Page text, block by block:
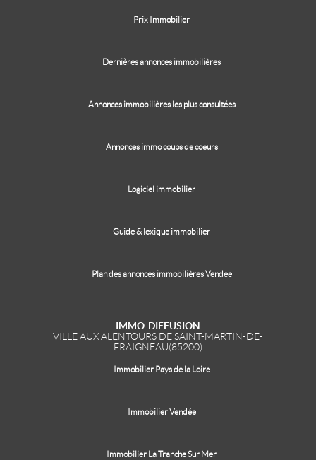
Prix Immobilier
Dernières annonces immobilières
Annonces immobilières les plus consultées
Annonces immo coups de coeurs
Logiciel immobilier
Guide & lexique immobilier
Plan des annonces immobilières Vendee
IMMO-DIFFUSION
VILLE AUX ALENTOURS DE SAINT-MARTIN-DE-
FRAIGNEAU(85200)
Immobilier Pays de la Loire
Immobilier Vendée
Immobilier La Tranche Sur Mer